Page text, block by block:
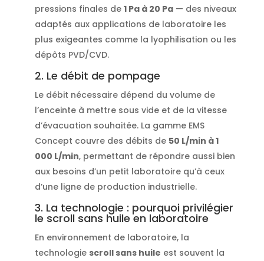
pressions finales de 1 Pa à 20 Pa— des niveaux
adaptés aux applications de laboratoire les
plus exigeantes comme la lyophilisation ou les
dépôts PVD/CVD.
2. Le débit de pompage
Le débit nécessaire dépend du volume de
l’enceinte à mettre sous vide et de la vitesse
d’évacuation souhaitée. La gamme EMS
Concept couvre des débits de 50 L/min à 1
000 L/min, permettant de répondre aussi bien
aux besoins d’un petit laboratoire qu’à ceux
d’une ligne de production industrielle.
3. La technologie : pourquoi privilégier
le scroll sans huile en laboratoire
En environnement de laboratoire, la
technologie scroll sans huile est souvent la